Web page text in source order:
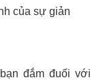
của sự giản
đắm đuối với